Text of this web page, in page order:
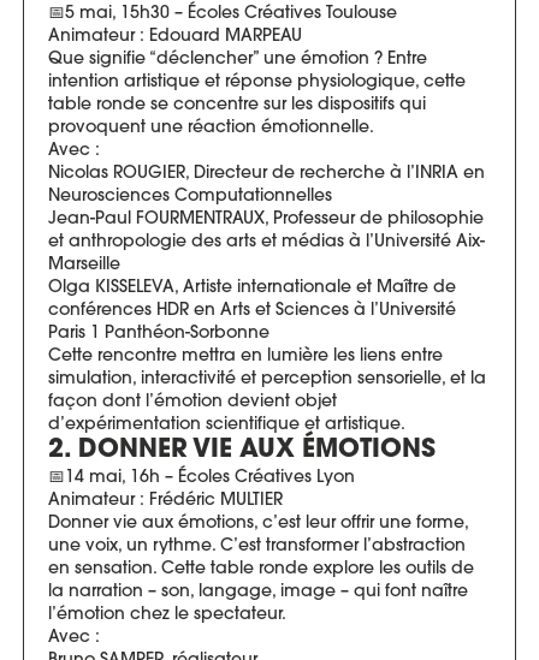
📅5 mai, 15h30 – Écoles Créatives Toulouse
Animateur : Edouard MARPEAU
Que signifie “déclencher” une émotion ? Entre
intention artistique et réponse physiologique, cette
table ronde se concentre sur les dispositifs qui
provoquent une réaction émotionnelle.
Avec :
Nicolas ROUGIER, Directeur de recherche à l’INRIA en
Neurosciences Computationnelles
Jean-Paul FOURMENTRAUX, Professeur de philosophie
et anthropologie des arts et médias à l’Université Aix-
Marseille
Olga KISSELEVA, Artiste internationale et Maître de
conférences HDR en Arts et Sciences à l’Université
Paris 1 Panthéon-Sorbonne
Cette rencontre mettra en lumière les liens entre
simulation, interactivité et perception sensorielle, et la
façon dont l’émotion devient objet
d’expérimentation scientifique et artistique.
2. DONNER VIE AUX ÉMOTIONS
📅14 mai, 16h – Écoles Créatives Lyon
Animateur : Frédéric MULTIER
Donner vie aux émotions, c’est leur offrir une forme,
une voix, un rythme. C’est transformer l’abstraction
en sensation. Cette table ronde explore les outils de
la narration – son, langage, image – qui font naître
l’émotion chez le spectateur.
Avec :